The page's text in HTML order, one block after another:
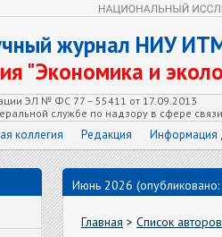
журнал НИУ
"Экономика и
ЭЛ № ФС 77 – 55411 от 17.09.2013
службе по надзору в сфере
коллегия Редакция Информация
Июнь 2026
Главная > Список авторов